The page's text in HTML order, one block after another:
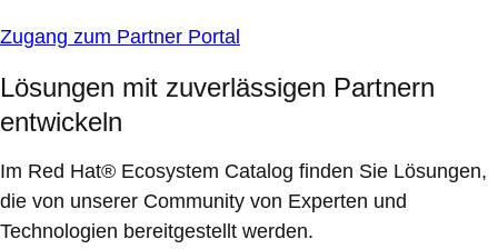
Zugang zum Partner Portal
Lösungen mit zuverlässigen Partnern
entwickeln
Im Red Hat® Ecosystem Catalog finden Sie Lösungen,
die von unserer Community von Experten und
Technologien bereitgestellt werden.